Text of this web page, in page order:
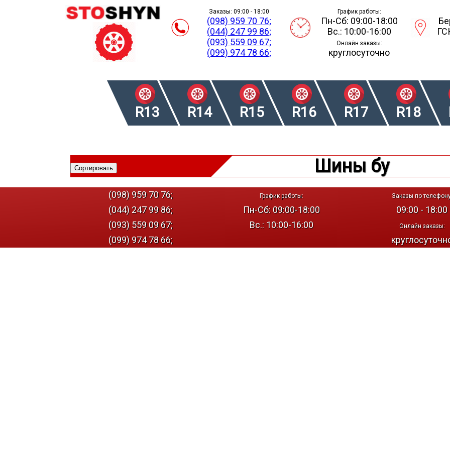
Заказы: 09:00 - 18:00
(098) 959 70 76;
(044) 247 99 86;
(093) 559 09 67;
(099) 974 78 66;
График работы:
Пн-Сб: 09:00-18:00
Вс.: 10:00-16:00
Онлайн заказы:
круглосуточно
R13 R14 R15 R16 R17 R18
Шины бу
(098) 959 70 76;
(044) 247 99 86;
(093) 559 09 67;
(099) 974 78 66;
График работы:
Пн-Сб: 09:00-18:00
Вс.: 10:00-16:00
Заказы по
09:00 - 18:00
Онлайн заказы: